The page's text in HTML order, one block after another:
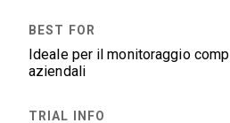
Ideale per il monitoraggio
aziendali